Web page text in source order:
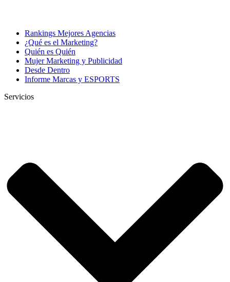
Rankings Mejores Agencias
¿Qué es el Marketing?
Quién es Quién
Mujer Marketing y Publicidad
Desde Dentro
Informe Marcas y ESPORTS
Servicios